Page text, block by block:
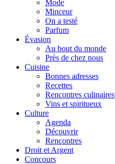
Mode
Minceur
On a testé
Parfum
Évasion
Au bout du monde
Près de chez nous
Cuisine
Bonnes adresses
Recettes
Rencontres culinaires
Vins et spiritueux
Culture
Agenda
Découvrir
Rencontres
Droit et Argent
Concours